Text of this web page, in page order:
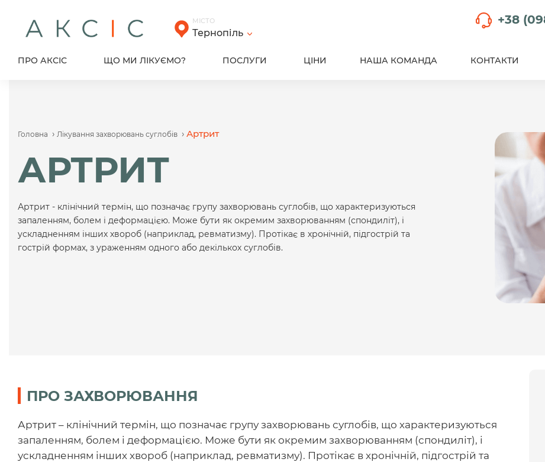
content
МІСТО
Тернопіль
+38
ПРО АКСІС ЩО МИ ЛІКУЄМО? ПОСЛУГИ ЦІНИ НАША КОМАНДА КОНТАКТИ
Головна › Лікування захворювань суглобів › Артрит
АРТРИТ
Артрит - клінічний термін, що позначає групу захворювань суглобів, що характеризуються
запаленням, болем і деформацією. Може бути як окремим захворюванням (спондиліт), і
ускладненням інших хвороб (наприклад, ревматизму). Протікає в хронічній, підгострій та
гострій формах, з ураженням одного або декількох суглобів.
ПРО ЗАХВОРЮВАННЯ
Артрит – клінічний термін, що позначає групу захворювань суглобів, що характеризуються
запаленням, болем і деформацією. Може бути як окремим захворюванням (спондиліт), і
ускладненням інших хвороб (наприклад, ревматизму). Протікає в хронічній, підгострій та